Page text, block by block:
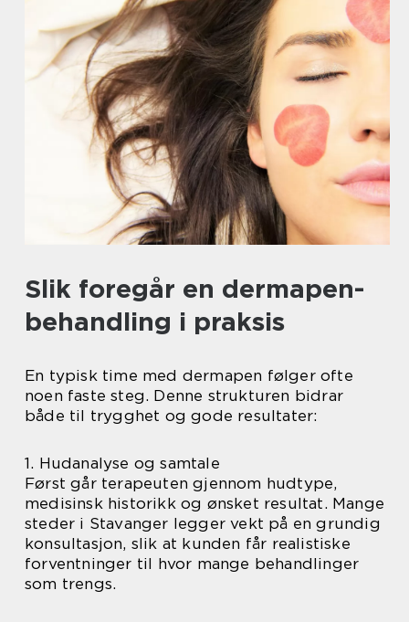
Slik foregår en dermapen-
behandling i praksis
En typisk time med dermapen følger ofte
noen faste steg. Denne strukturen bidrar
både til trygghet og gode resultater:
1. Hudanalyse og samtale
Først går terapeuten gjennom hudtype,
medisinsk historikk og ønsket resultat. Mange
steder i Stavanger legger vekt på en grundig
konsultasjon, slik at kunden får realistiske
forventninger til hvor mange behandlinger
som trengs.